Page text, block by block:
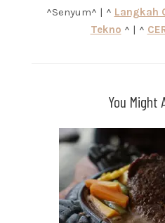
^Senyum^ | ^ Langkah
Tekno ^ | ^
You Might